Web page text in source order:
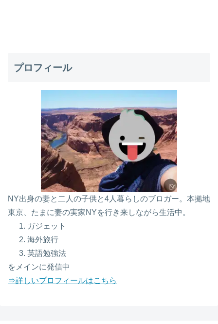
プロフィール
NY出身の妻と二人の子供と4人暮らしのブロガー。本拠地
東京、たまに妻の実家NYを行き来しながら生活中。
ガジェット
海外旅行
英語勉強法
をメインに発信中
⇒詳しいプロフィールはこちら